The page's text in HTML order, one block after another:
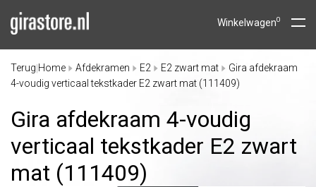
Winkelwagen0
Terug Home Afdekramen E2 E2 zwart mat
Gira afdekraam
4-voudig verticaal tekstkader E2 zwart mat (111409)
Gira afdekraam 4-voudig
verticaal tekstkader E2 zwart
mat (111409)